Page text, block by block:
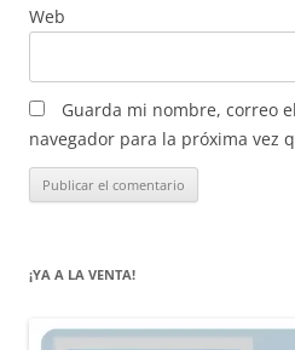
Web
Guarda mi nombre, correo
navegador para la próxima vez
¡YA A LA VENTA!